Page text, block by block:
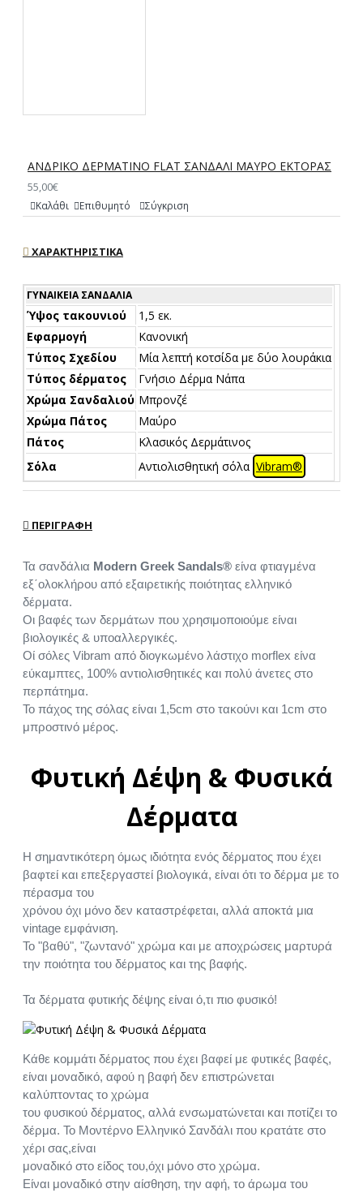
ΑΝΔΡΙΚΟ ΔΕΡΜΑΤΙΝΟ FLAT ΣΑΝΔΑΛΙ ΜΑΥΡΟ ΕΚΤΟΡΑΣ
55,00€
Καλάθι Επιθυμητό Σύγκριση
ΧΑΡΑΚΤΗΡΙΣΤΙΚΆ
ΓΥΝΑΙΚΕΊΑ ΣΑΝΔΆΛΙΑ
Ύψος τακουνιού
1,5 εκ.
Εφαρμογή
Κανονική
Τύπος Σχεδίου
Μία λεπτή κοτσίδα με δύο λουράκια
Τύπος δέρματος
Γνήσιο Δέρμα Νάπα
Χρώμα Σανδαλιού Μπρονζέ
Χρώμα Πάτος
Μαύρο
Πάτος
Κλασικός Δερμάτινος
Σόλα
Αντιολισθητική σόλα Vibram®
ΠΕΡΙΓΡΑΦΉ
Τα σανδάλια Modern Greek Sandals® είνα φτιαγμένα
εξ΄ολοκλήρου από εξαιρετικής ποιότητας ελληνικό
δέρματα.
Οι βαφές των δερμάτων που χρησιμοποιούμε είναι
βιολογικές & υποαλλεργικές.
Οί σόλες Vibram από διογκωμένο λάστιχο morflex είνα
εύκαμπτες, 100% αντιολισθητικές και πολύ άνετες στο
περπάτημα.
Το πάχος της σόλας είναι 1,5cm στο τακούνι και 1cm στο
μπροστινό μέρος.
Φυτική Δέψη & Φυσικά
Δέρματα
Η σημαντικότερη όμως ιδιότητα ενός δέρματος που έχει
βαφτεί και επεξεργαστεί βιολογικά, είναι ότι το δέρμα με το
πέρασμα του
χρόνου όχι μόνο δεν καταστρέφεται, αλλά αποκτά μια
vintage εμφάνιση.
Το "βαθύ", "ζωντανό" χρώμα και με αποχρώσεις μαρτυρά
την ποιότητα του δέρματος και της βαφής.
Τα δέρματα φυτικής δέψης είναι ό,τι πιο φυσικό!
Κάθε κομμάτι δέρματος που έχει βαφεί με φυτικές βαφές,
είναι μοναδικό, αφού η βαφή δεν επιστρώνεται
καλύπτοντας το χρώμα
του φυσικού δέρματος, αλλά ενσωματώνεται και ποτίζει το
δέρμα. Το Μοντέρνο Ελληνικό Σανδάλι που κρατάτε στο
χέρι σας,είναι
μοναδικό στο είδος του,όχι μόνο στο χρώμα.
Είναι μοναδικό στην αίσθηση, την αφή, το άρωμα του